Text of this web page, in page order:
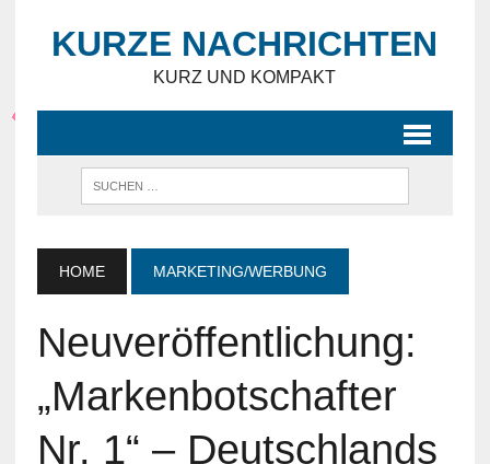
KURZE NACHRICHTEN
KURZ UND KOMPAKT
HOME MARKETING/WERBUNG
Neuveröffentlichung:
„Markenbotschafter
Nr. 1“ – Deutschlands